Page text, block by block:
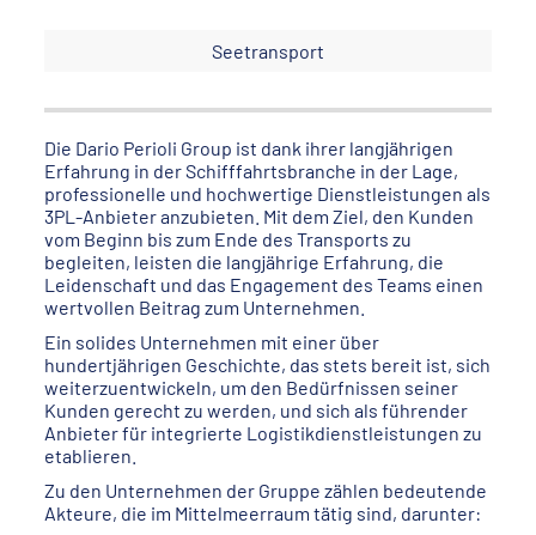
Seetransport
Die Dario Perioli Group ist dank ihrer langjährigen
Erfahrung in der Schifffahrtsbranche in der Lage,
professionelle und hochwertige Dienstleistungen als
3PL-Anbieter anzubieten. Mit dem Ziel, den Kunden
vom Beginn bis zum Ende des Transports zu
begleiten, leisten die langjährige Erfahrung, die
Leidenschaft und das Engagement des Teams einen
wertvollen Beitrag zum Unternehmen.
Ein solides Unternehmen mit einer über
hundertjährigen Geschichte, das stets bereit ist, sich
weiterzuentwickeln, um den Bedürfnissen seiner
Kunden gerecht zu werden, und sich als führender
Anbieter für integrierte Logistikdienstleistungen zu
etablieren.
Zu den Unternehmen der Gruppe zählen bedeutende
Akteure, die im Mittelmeerraum tätig sind, darunter: